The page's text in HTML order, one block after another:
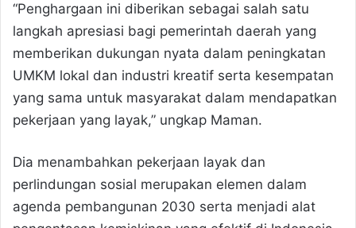
“Penghargaan ini diberikan sebagai salah satu
langkah apresiasi bagi pemerintah daerah yang
memberikan dukungan nyata dalam peningkatan
UMKM lokal dan industri kreatif serta kesempatan
yang sama untuk masyarakat dalam mendapatkan
pekerjaan yang layak,” ungkap Maman.
Dia menambahkan pekerjaan layak dan
perlindungan sosial merupakan elemen dalam
agenda pembangunan 2030 serta menjadi alat